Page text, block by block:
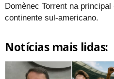
Domènec Torrent na
continente sul-americano.
Notícias mais lidas: